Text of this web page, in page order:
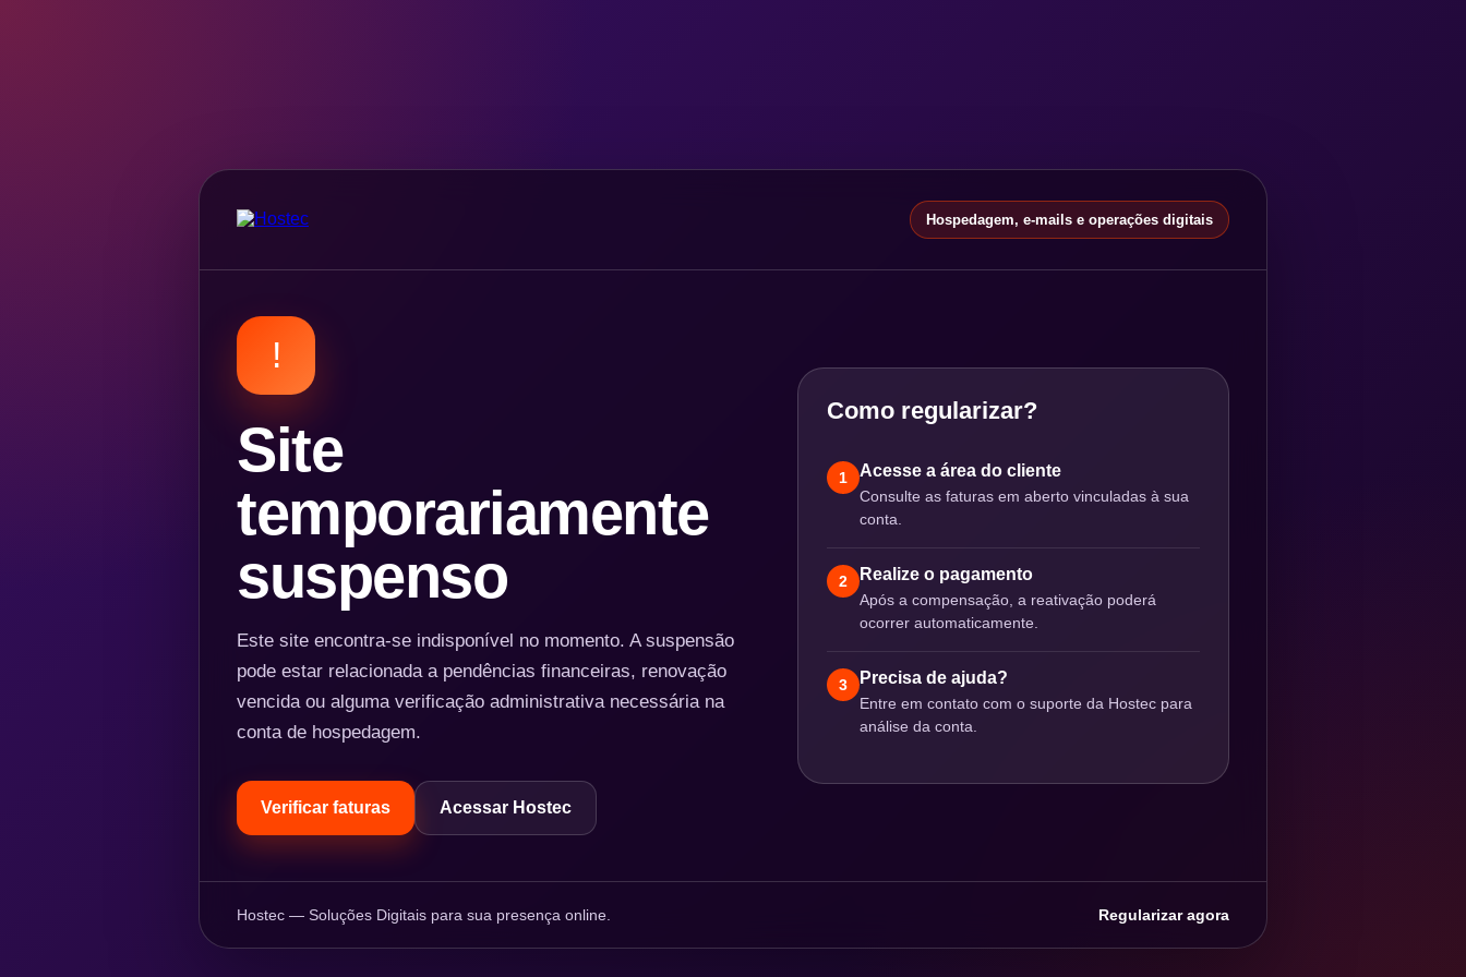
Hospedagem, e-mails e operações digitais
!
Site
temporariamente
suspenso
Este site encontra-se indisponível no momento. A suspensão
pode estar relacionada a pendências financeiras, renovação
vencida ou alguma verificação administrativa necessária na
conta de hospedagem.
Verificar faturas Acessar Hostec
Como regularizar?
1 Acesse a área do cliente
Consulte as faturas em aberto vinculadas à sua
conta.
2 Realize o pagamento
Após a compensação, a reativação poderá
ocorrer automaticamente.
3 Precisa de ajuda?
Entre em contato com o suporte da Hostec para
análise da conta.
Hostec — Soluções Digitais para sua presença online. Regularizar agora